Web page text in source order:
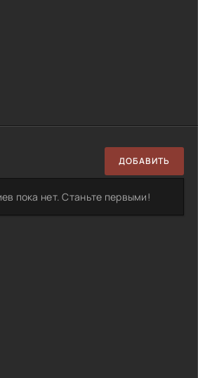
ДОБАВИТЬ
пока нет. Станьте первыми!